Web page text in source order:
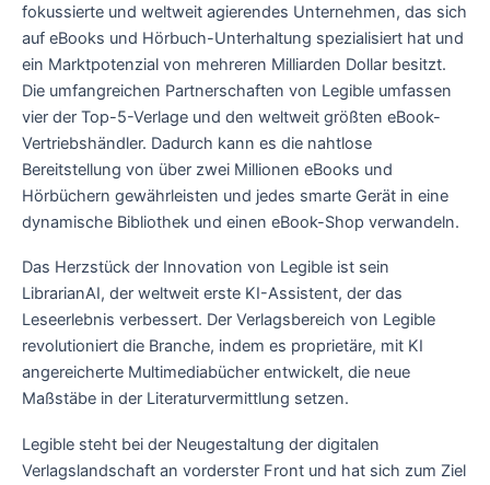
fokussierte und weltweit agierendes Unternehmen, das sich
auf eBooks und Hörbuch-Unterhaltung spezialisiert hat und
ein Marktpotenzial von mehreren Milliarden Dollar besitzt.
Die umfangreichen Partnerschaften von Legible umfassen
vier der Top-5-Verlage und den weltweit größten eBook-
Vertriebshändler. Dadurch kann es die nahtlose
Bereitstellung von über zwei Millionen eBooks und
Hörbüchern gewährleisten und jedes smarte Gerät in eine
dynamische Bibliothek und einen eBook-Shop verwandeln.
Das Herzstück der Innovation von Legible ist sein
LibrarianAI, der weltweit erste KI-Assistent, der das
Leseerlebnis verbessert. Der Verlagsbereich von Legible
revolutioniert die Branche, indem es proprietäre, mit KI
angereicherte Multimediabücher entwickelt, die neue
Maßstäbe in der Literaturvermittlung setzen.
Legible steht bei der Neugestaltung der digitalen
Verlagslandschaft an vorderster Front und hat sich zum Ziel